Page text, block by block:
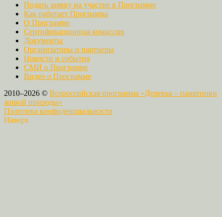
Подать заявку на участие в Программе
Как работает Программа
О Программе
Сертификационная комиссия
Документы
Организаторы и партнеры
Новости и события
СМИ о Программе
Видео о Программе
2010–2026 © Всероссийская программа «Деревья – памятники
живой природы»
Политика конфиденциальности
Наверх